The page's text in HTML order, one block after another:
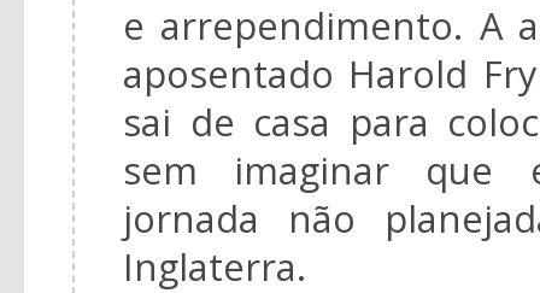
e arrependimento. A
aposentado Harold
sai de casa para
sem imaginar que
jornada não
Inglaterra.